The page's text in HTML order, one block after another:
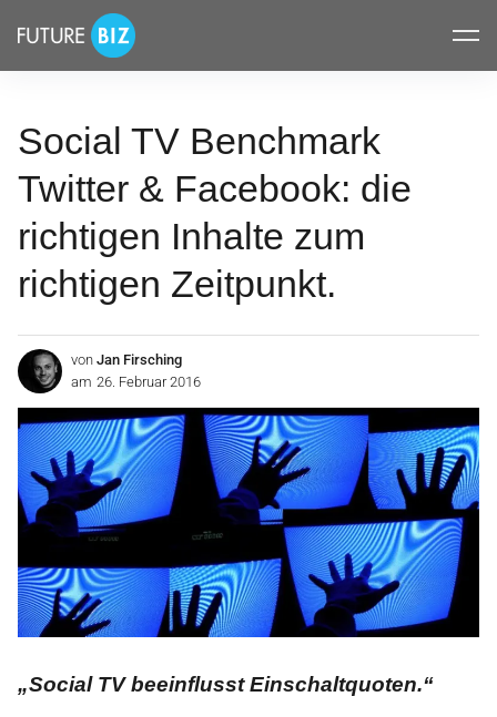
überspringen
FUTUREBIZ
Social TV Benchmark
Twitter & Facebook: die
richtigen Inhalte zum
richtigen Zeitpunkt.
von Jan Firsching
am 26. Februar 2016
„Social TV beeinflusst Einschaltquoten.“